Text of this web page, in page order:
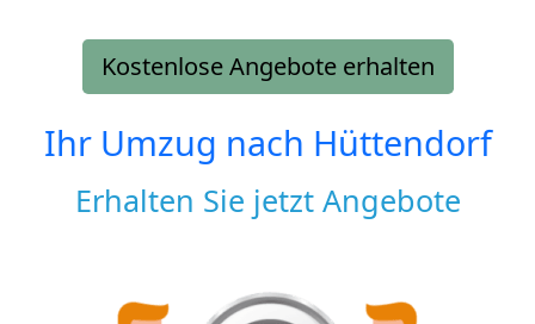
Kostenlose Angebote erhalten
Ihr Umzug nach Hüttendorf
Erhalten Sie jetzt Angebote